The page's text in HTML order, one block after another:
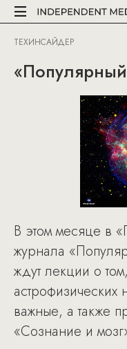
ТЕХИНСАЙДЕР
В этом месяце в
журнала
ждут лекции о
астрофизических
важные, а также
«Сознание и